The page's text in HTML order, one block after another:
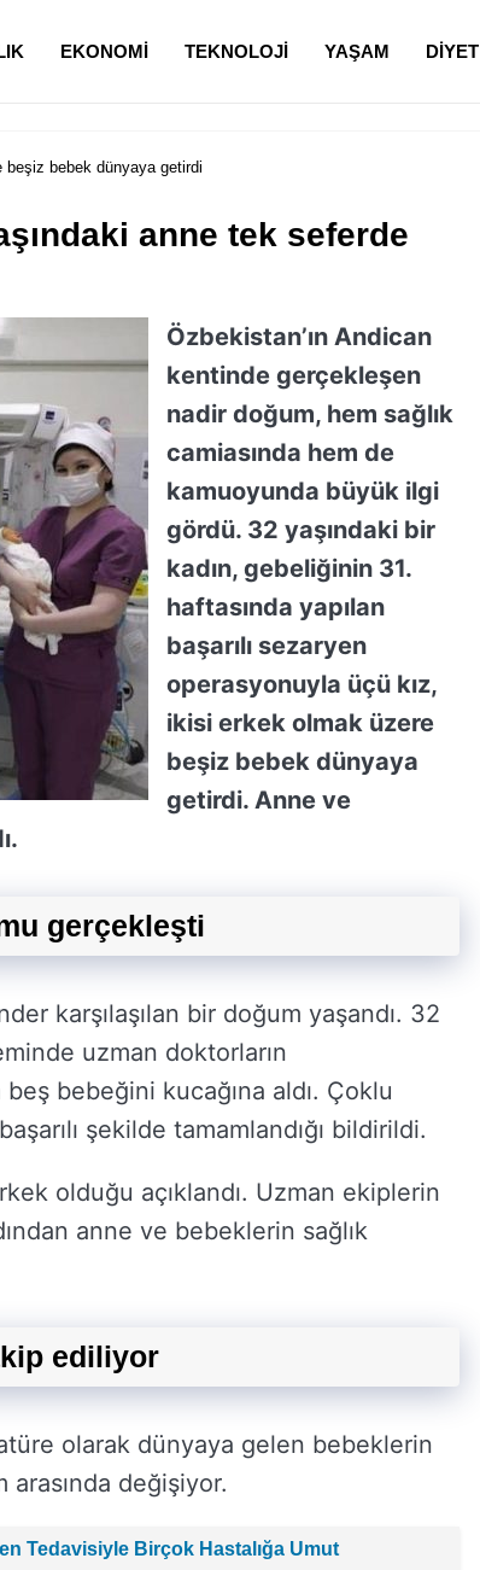
EKONOMI TEKNOLOJI YAŞAM DIYET
beşiz bebek dünyaya getirdi
anne tek seferde
Özbekistan’ın Andican
kentinde gerçekleşen
nadir doğum, hem sağlık
camiasında hem de
kamuoyunda büyük ilgi
gördü. 32 yaşındaki bir
kadın, gebeliğinin 31.
haftasında yapılan
başarılı sezaryen
operasyonuyla üçü kız,
ikisi erkek olmak üzere
beşiz bebek dünyaya
getirdi. Anne ve
gerçekleşti
karşılaşılan bir doğum yaşandı. 32
uzman doktorların
bebeğini kucağına aldı. Çoklu
şekilde tamamlandığı bildirildi.
olduğu açıklandı. Uzman ekiplerin
anne ve bebeklerin sağlık
ediliyor
olarak dünyaya gelen bebeklerin
arasında değişiyor.
Tedavisiyle Birçok Hastalığa Umut